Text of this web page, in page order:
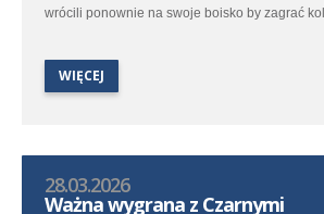
wrócili ponownie na swoje boisko by zagrać
kibicom sporo emocji.
WIĘCEJ
28.03.2026
Ważna wygrana z Czarnymi